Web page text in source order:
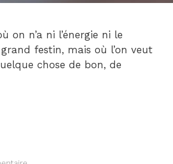
on n’a ni l’énergie ni le
festin, mais où l’on veut
chose de bon, de